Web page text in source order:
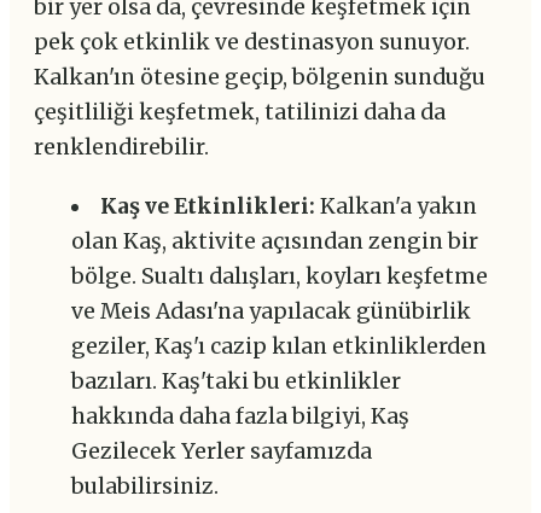
bir yer olsa da, çevresinde keşfetmek için
pek çok etkinlik ve destinasyon sunuyor.
Kalkan'ın ötesine geçip, bölgenin sunduğu
çeşitliliği keşfetmek, tatilinizi daha da
renklendirebilir.
Kaş ve Etkinlikleri: Kalkan'a yakın
olan Kaş, aktivite açısından zengin bir
bölge. Sualtı dalışları, koyları keşfetme
ve Meis Adası'na yapılacak günübirlik
geziler, Kaş'ı cazip kılan etkinliklerden
bazıları. Kaş'taki bu etkinlikler
hakkında daha fazla bilgiyi, Kaş
Gezilecek Yerler sayfamızda
bulabilirsiniz.